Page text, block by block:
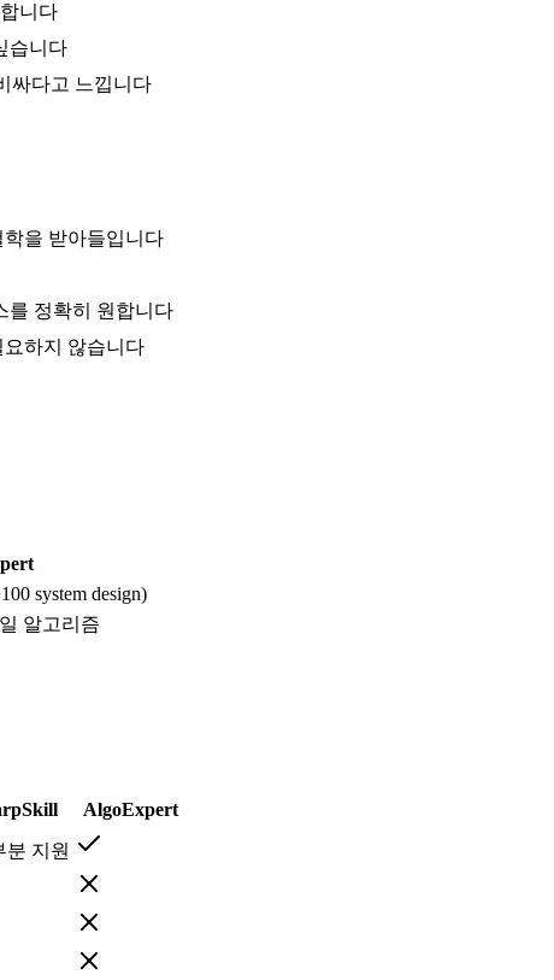
니다
습니다
싸다고 느낍니다
을 받아들입니다
를 정확히 원합니다
요하지 않습니다
system design)
알고리즘
AlgoExpert
분 지원